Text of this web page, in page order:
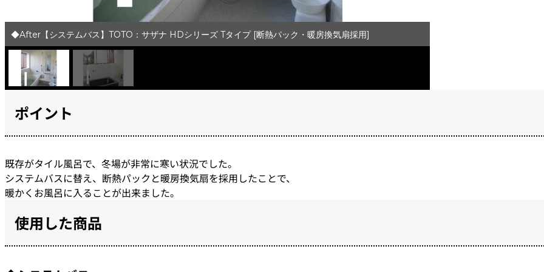
◆After【システムバス】TOTO：サザナ HDシリーズ Tタイプ [断熱パック・暖房換気扇採用]
ポイント
既存がタイル風呂で、冬場が非常に寒い状況でした。
システムバスに替え、断熱パックと暖房換気扇を採用したことで、
暖かくお風呂に入ることが出来ました。
使用した商品